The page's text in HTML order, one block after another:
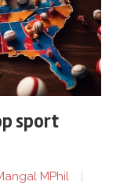
sport
MPhil